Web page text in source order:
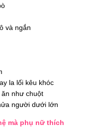
và ngắn
la lối kêu khóc
như chuột
người dưới lớn
mà phụ nữ thích